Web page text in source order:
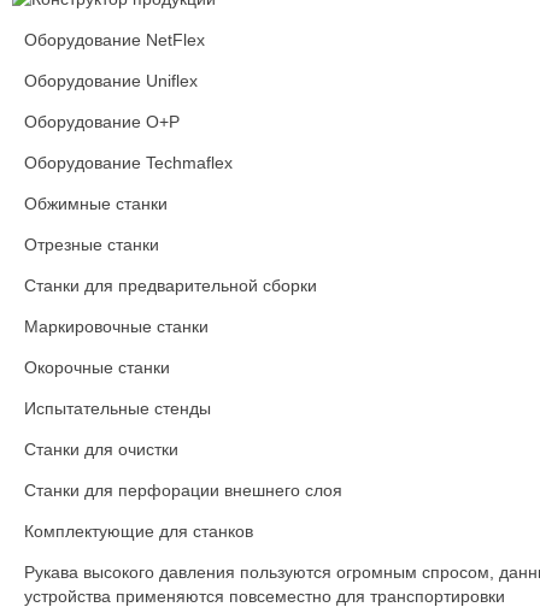
Оборудование NetFlex
Оборудование Uniflex
Оборудование O+P
Оборудование Techmaflex
Обжимные станки
Отрезные станки
Станки для предварительной сборки
Маркировочные станки
Окорочные станки
Испытательные стенды
Станки для очистки
Станки для перфорации внешнего слоя
Комплектующие для станков
Рукава высокого давления пользуются огромным спросом,
устройства применяются повсеместно для транспортировки